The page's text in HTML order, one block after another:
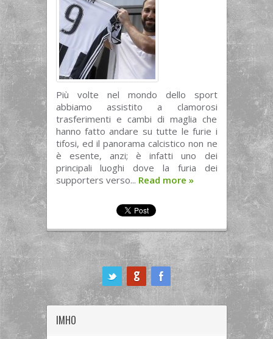
Più volte nel mondo dello sport
abbiamo assistito a clamorosi
trasferimenti e cambi di maglia che
hanno fatto andare su tutte le furie i
tifosi, ed il panorama calcistico non ne
è esente, anzi; è infatti uno dei
principali luoghi dove la furia dei
supporters verso... Read more »
IMHO